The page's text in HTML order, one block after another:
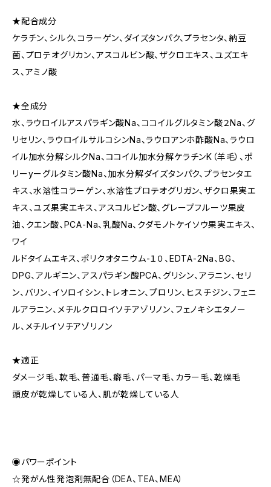
★配合成分
ケラチン、シルク、コラーゲン、ダイズタンパク、プラセンタ、納豆
菌、プロテオグリカン、アスコルビン酸、ザクロエキス、ユズエキ
ス、アミノ酸
★全成分
水、ラウロイルアスパラギン酸Na、ココイルグルタミン酸２Na、グ
リセリン、ラウロイルサルコシンNa、ラウロアンホ酢酸Na、ラウロ
イル加水分解シルクNa、ココイル加水分解ケラチンK（羊毛）、ポ
リーyーグルタミン酸Na、加水分解ダイズタンパク、プラセンタエ
キス、水溶性コラーゲン、水溶性プロテオグリガン、ザクロ果実エ
キス、ユズ果実エキス、アスコルビン酸、グレープフルーツ果皮
油、クエン酸、PCA-Na、乳酸Na、クダモノトケイソウ果実エキス、
ワイ
ルドタイムエキス、ポリクオタニウム-１０、EDTA-2Na、BG、
DPG、アルギニン、アスパラギン酸PCA、グリシン、アラニン、セリ
ン、バリン、イソロイシン、トレオニン、プロリン、ヒスチジン、フェニ
ルアラニン、メチルクロロイソチアゾリノン、フェノキシエタノー
ル、メチルイソチアゾリノン
★適正
ダメージ毛、軟毛、普通毛、癖毛、パーマ毛、カラー毛、乾燥毛
頭皮が乾燥している人、肌が乾燥している人
◉パワーポイント
☆発がん性発泡剤無配合（DEA、TEA、MEA）